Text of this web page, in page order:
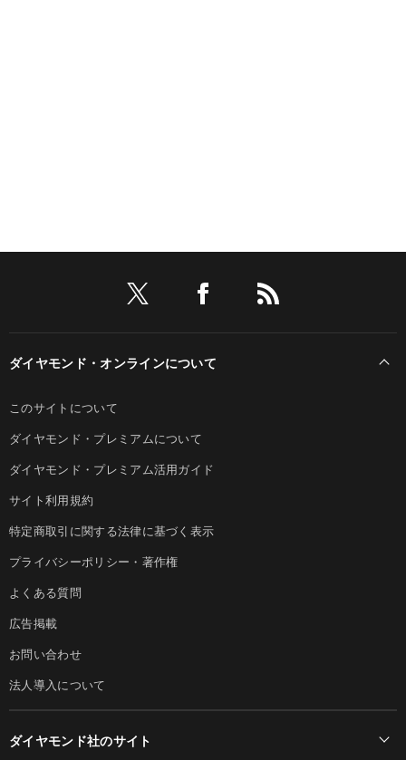
ダイヤモンド・オンラインについて
このサイトについて
ダイヤモンド・プレミアムについて
ダイヤモンド・プレミアム活用ガイド
サイト利用規約
特定商取引に関する法律に基づく表示
プライバシーポリシー・著作権
よくある質問
広告掲載
お問い合わせ
法人導入について
ダイヤモンド社のサイト